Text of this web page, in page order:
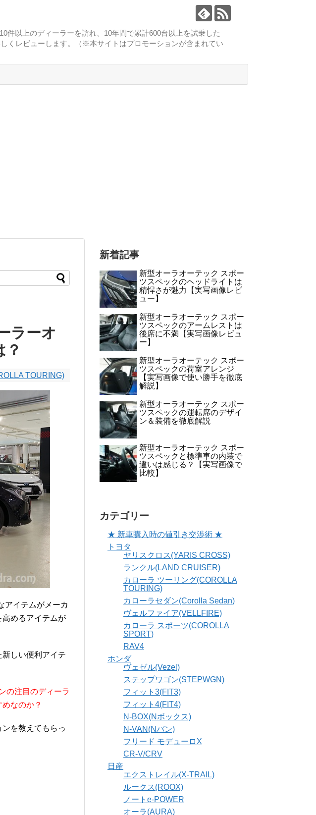
件以上のディーラーを訪れ、10年間で累計600台以上を試乗した
くレビューします。（※本サイトはプロモーションが含まれてい
ラーオ
？
TOURING)
アイテムがメーカ
めるアイテムが
しい便利アイテ
の注目のディーラ
なのか？
を教えてもらっ
新着記事
新型オーラオーテック スポー
ツスペックのヘッドライトは
精悍さが魅力【実写画像レビ
ュー】
新型オーラオーテック スポー
ツスペックのアームレストは
後席に不満【実写画像レビュ
ー】
新型オーラオーテック スポー
ツスペックの荷室アレンジ
【実写画像で使い勝手を徹底
解説】
新型オーラオーテック スポー
ツスペックの運転席のデザイ
ン＆装備を徹底解説
新型オーラオーテック スポー
ツスペックと標準車の内装で
違いは感じる？【実写画像で
比較】
カテゴリー
★ 新車購入時の値引き交渉術 ★
トヨタ
ヤリスクロス(YARIS CROSS)
ランクル(LAND CRUISER)
カローラ ツーリング(COROLLA
TOURING)
カローラセダン(Corolla Sedan)
ヴェルファイア(VELLFIRE)
カローラ スポーツ(COROLLA
SPORT)
RAV4
ホンダ
ヴェゼル(Vezel)
ステップワゴン(STEPWGN)
フィット3(FIT3)
フィット4(FIT4)
N-BOX(Nボックス)
N-VAN(Nバン)
フリード モデューロX
CR-V/CRV
日産
エクストレイル(X-TRAIL)
ルークス(ROOX)
ノートe-POWER
オーラ(AURA)